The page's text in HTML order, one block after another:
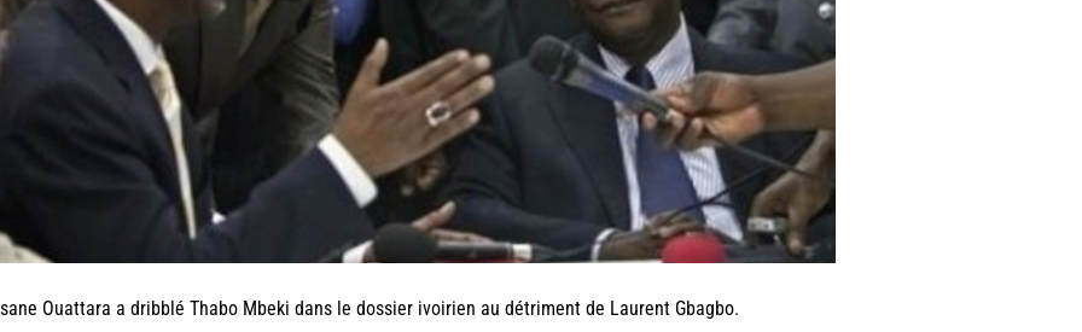
Ouattara a dribblé Thabo Mbeki dans le dossier ivoirien au détriment de Laurent Gbagbo.